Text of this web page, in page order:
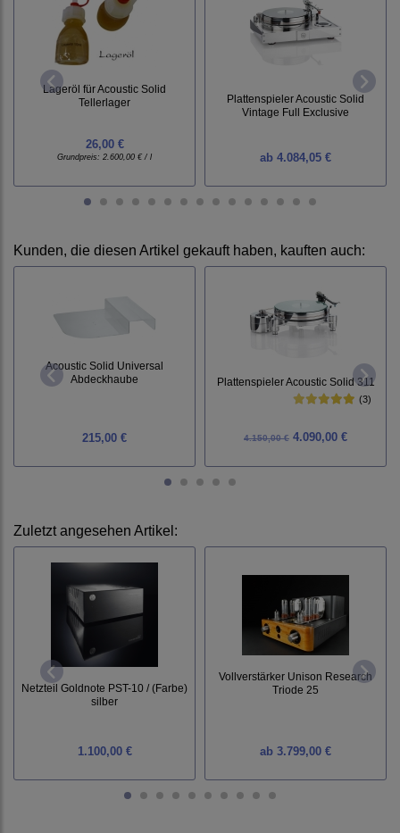
Lageröl für Acoustic Solid
Tellerlager
26,00 €
Grundpreis: 2.600,00 € / l
Plattenspieler Acoustic Solid
Vintage Full Exclusive
ab 4.084,05 €
Kunden, die diesen Artikel gekauft haben, kauften auch:
Acoustic Solid Universal
Abdeckhaube
215,00 €
Plattenspieler Acoustic Solid 311
(3)
4.150,00 € 4.090,00 €
Zuletzt angesehen Artikel:
Netzteil Goldnote PST-10 / (Farbe)
silber
1.100,00 €
Vollverstärker Unison Research
Triode 25
ab 3.799,00 €